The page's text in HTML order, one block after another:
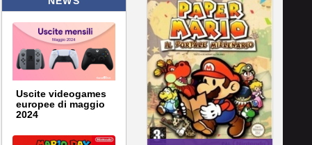
Uscite videogames
europee di maggio
2024